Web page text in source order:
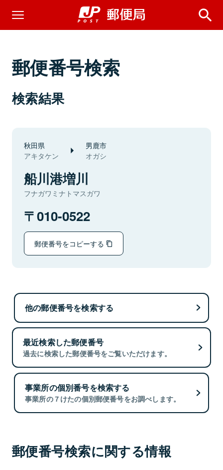
郵便番号検索
検索結果
秋田県
アキタケン
男鹿市
オガシ
船川港増川
フナガワミナトマスガワ
010-0522
郵便番号をコピーする
他の郵便番号を検索する
最近検索した郵便番号
過去に検索した郵便番号をご覧いただけます。
事業所の個別番号を検索する
事業所の７けたの個別郵便番号をお調べします。
郵便番号検索に関する情報